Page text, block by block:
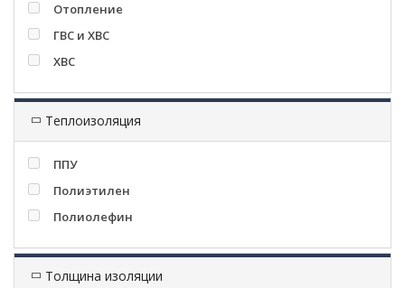
Отопление
ГВС и ХВС
ХВС
Теплоизоляция
ППУ
Полиэтилен
Полиолефин
Толщина изоляции